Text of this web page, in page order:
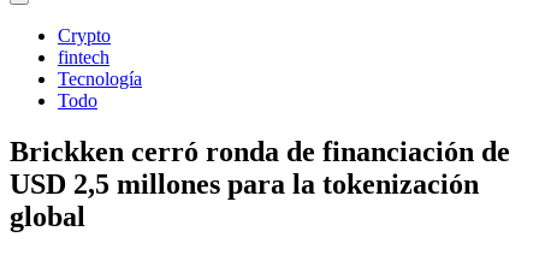
Crypto
fintech
Tecnología
Todo
Brickken cerró ronda de financiación de
USD 2,5 millones para la tokenización
global